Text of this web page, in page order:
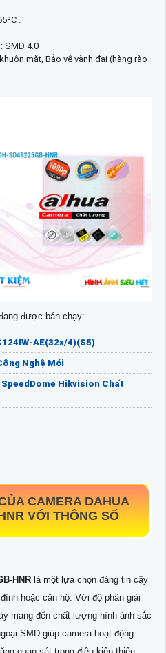
.
SMD 4.0
mặt, Bảo vệ vành đai (hàng rào
được bán chạy:
AE(32x/4)(S5)
Nghệ Mới
SpeedDome Hikvision Chất
CAMERA DAHUA
VỚI THÔNG SỐ
HNR là một lựa chọn đáng tin cậy
hoặc căn hộ. Với độ phân giải
mang đến chất lượng hình ảnh sắc
SMD giúp camera hoạt động